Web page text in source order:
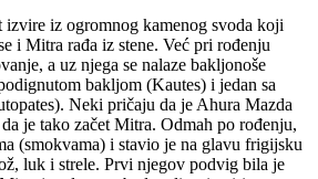
izvire iz ogromnog kamenog svoda koji
i Mitra rađa iz stene. Već pri rođenju
a uz njega se nalaze bakljonoše
bakljom (Kautes) i jedan sa
Neki pričaju da je Ahura Mazda
je tako začet Mitra. Odmah po rođenju,
(smokvama) i stavio je na glavu frigijsku
luk i strele. Prvi njegov podvig bila je